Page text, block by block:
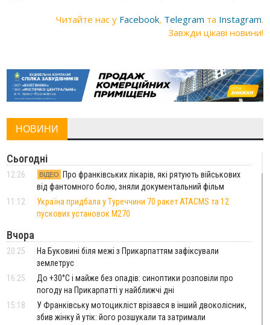
Читайте нас у Facebook, Telegram та Instagram.
Завжди цікаві новини!
НОВИНИ
Сьогодні
12:26 ВІДЕО
Про франківських лікарів, які рятують військових
від фантомного болю, зняли документальний фільм
11:12
Україна придбала у Туреччини 70 ракет ATACMS та 12
пускових установок M270
Вчора
20:25
На Буковині біля межі з Прикарпаттям зафіксували
землетрус
16:25
До +30°C і майже без опадів: синоптики розповіли про
погоду на Прикарпатті у найближчі дні
15:18
У Франківську мотоцикліст врізався в інший двоколісник,
збив жінку й утік: його розшукали та затримали